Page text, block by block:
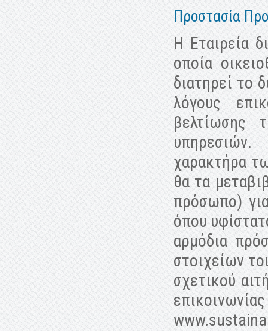
Προστασία
Η Εταιρεία
οποία
διατηρεί το
λόγους
βελτίωσης
χαρακτήρα
θα τα
πρόσωπο)
όπου
αρμόδια
στοιχείων
σχετικού